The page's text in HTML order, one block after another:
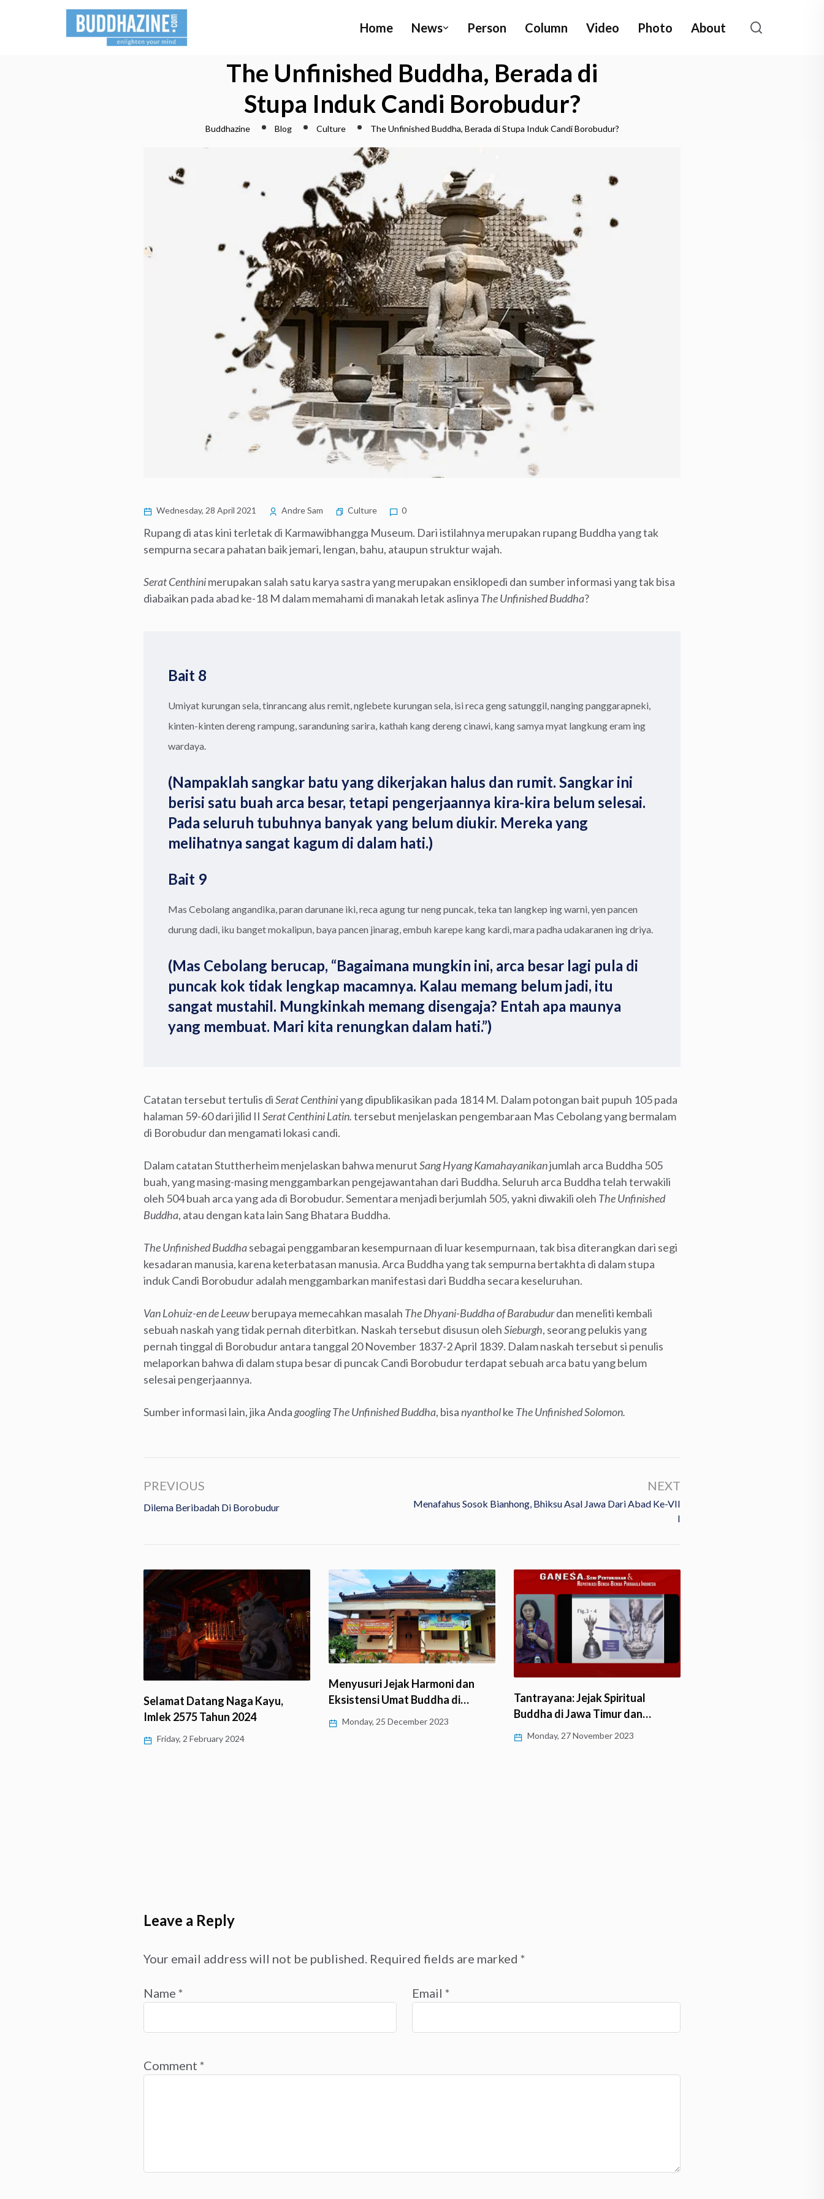
Home News Person Column Video Photo About
The Unfinished Buddha, Berada di
Stupa Induk Candi Borobudur?
Buddhazine Blog Culture The Unfinished Buddha, Berada di Stupa Induk Candi Borobudur?
Wednesday, 28 April 2021 Andre Sam Culture 0
Rupang di atas kini terletak di Karmawibhangga Museum. Dari istilahnya merupakan rupang Buddha yang tak
sempurna secara pahatan baik jemari, lengan, bahu, ataupun struktur wajah.
Serat Centhinimerupakan salah satu karya sastra yang merupakan ensiklopedi dan sumber informasi yang tak bisa
diabaikan pada abad ke-18 M dalam memahami di manakah letak aslinya The Unfinished Buddha?
Bait 8
Umiyat kurungan sela, tinrancang alus remit, nglebete kurungan sela, isi reca geng satunggil, nanging panggarapneki,
kinten-kinten dereng rampung, saranduning sarira, kathah kang dereng cinawi, kang samya myat langkung eram ing
wardaya.
(Nampaklah sangkar batu yang dikerjakan halus dan rumit. Sangkar ini
berisi satu buah arca besar, tetapi pengerjaannya kira-kira belum selesai.
Pada seluruh tubuhnya banyak yang belum diukir. Mereka yang
melihatnya sangat kagum di dalam hati.)
Bait 9
Mas Cebolang angandika, paran darunane iki, reca agung tur neng puncak, teka tan langkep ing warni, yen pancen
durung dadi, iku banget mokalipun, baya pancen jinarag, embuh karepe kang kardi, mara padha udakaranen ing driya.
(Mas Cebolang berucap, “Bagaimana mungkin ini, arca besar lagi pula di
puncak kok tidak lengkap macamnya. Kalau memang belum jadi, itu
sangat mustahil. Mungkinkah memang disengaja? Entah apa maunya
yang membuat. Mari kita renungkan dalam hati.”)
Catatan tersebut tertulis diSerat Centhiniyang dipublikasikan pada 1814 M. Dalam potongan bait pupuh 105 pada
halaman 59-60 dari jilid II Serat Centhini Latin.tersebut menjelaskan pengembaraan Mas Cebolang yang bermalam
di Borobudur dan mengamati lokasi candi.
Dalam catatan Stuttherheim menjelaskan bahwa menurutSang Hyang Kamahayanikanjumlah arca Buddha 505
buah, yang masing-masing menggambarkan pengejawantahan dari Buddha. Seluruh arca Buddha telah terwakili
oleh 504 buah arca yang ada di Borobudur. Sementara menjadi berjumlah 505, yakni diwakili oleh The Unfinished
Buddha, atau dengan kata lain Sang Bhatara Buddha.
The Unfinished Buddhasebagai penggambaran kesempurnaan di luar kesempurnaan, tak bisa diterangkan dari segi
kesadaran manusia, karena keterbatasan manusia. Arca Buddha yang tak sempurna bertakhta di dalam stupa
induk Candi Borobudur adalah menggambarkan manifestasi dari Buddha secara keseluruhan.
Van Lohuiz-en de Leeuwberupaya memecahkan masalah The Dhyani-Buddha of Barabudurdan meneliti kembali
sebuah naskah yang tidak pernah diterbitkan. Naskah tersebut disusun olehSieburgh, seorang pelukis yang
pernah tinggal di Borobudur antara tanggal 20 November 1837-2 April 1839. Dalam naskah tersebut si penulis
melaporkan bahwa di dalam stupa besar di puncak Candi Borobudur terdapat sebuah arca batu yang belum
selesai pengerjaannya.
Sumber informasi lain, jika Andagoogling The Unfinished Buddha, bisanyantholke The Unfinished Solomon.
PREVIOUS
Dilema Beribadah Di Borobudur
NEXT
Menafahus Sosok Bianhong, Bhiksu Asal Jawa Dari Abad Ke-VII
I
Selamat Datang Naga Kayu,
Imlek 2575 Tahun 2024
Friday, 2 February 2024
Menyusuri Jejak Harmoni dan
Eksistensi Umat Buddha di…
Monday, 25 December 2023
Tantrayana: Jejak Spiritual
Buddha di Jawa Timur dan…
Monday, 27 November 2023
Leave a Reply
Your email address will not be published. Required fields are marked *
Name * Email *
Comment *